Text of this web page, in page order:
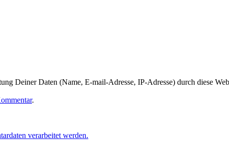
Deiner Daten (Name, E-mail-Adresse, IP-Adresse) durch diese
.
verarbeitet werden.